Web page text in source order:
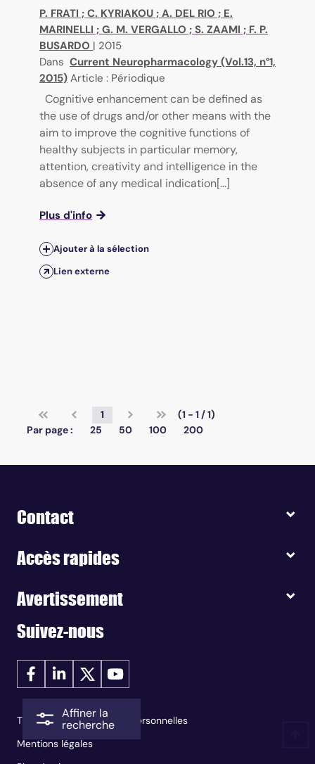
Affiner la
recherche
P. FRATI ; C. KYRIAKOU ; A. DEL RIO ; E.
MARINELLI ; G. M. VERGALLO ; S. ZAAMI ; F. P.
BUSARDO | 2015
Dans Current Neuropharmacology (Vol.13, n°1,
2015) Article : Périodique
Cognitive enhancement can be defined as
the use of drugs and/or other means with the
aim to improve the cognitive functions of
healthy subjects in particular memory,
attention, creativity and intelligence in the
absence of any medical indication[...]
Plus d'info
Ajouter à la sélection
Lien externe
1
(1 - 1 / 1)
Par page :
25 50 100 200
Contact
Accès rapides
Avertissement
Suivez-nous
Traitement des données personnelles
Mentions légales